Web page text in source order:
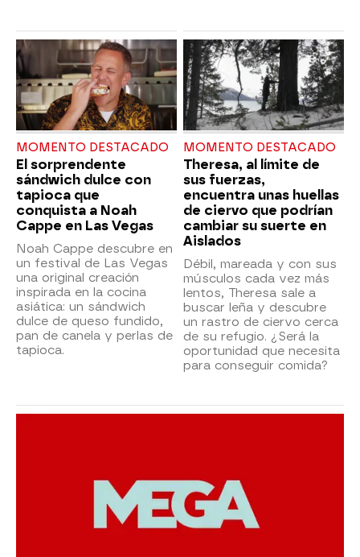
MOMENTO DESTACADO
El sorprendente
sándwich dulce con
tapioca que
conquista a Noah
Cappe en Las Vegas
Noah Cappe descubre en
un festival de Las Vegas
una original creación
inspirada en la cocina
asiática: un sándwich
dulce de queso fundido,
pan de canela y perlas de
tapioca.
MOMENTO DESTACADO
Theresa, al límite de
sus fuerzas,
encuentra unas huellas
de ciervo que podrían
cambiar su suerte en
Aislados
Débil, mareada y con sus
músculos cada vez más
lentos, Theresa sale a
buscar leña y descubre
un rastro de ciervo cerca
de su refugio. ¿Será la
oportunidad que necesita
para conseguir comida?